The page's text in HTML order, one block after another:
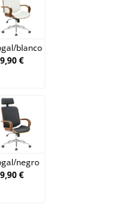
Nogal/blanco
/blanco
€
Nogal/negro
/negro
€